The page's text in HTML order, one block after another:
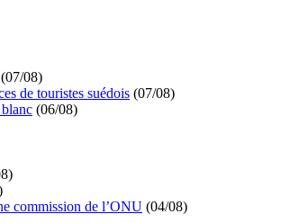
(07/08)
de touristes suédois (07/08)
(06/08)
commission de l’ONU (04/08)